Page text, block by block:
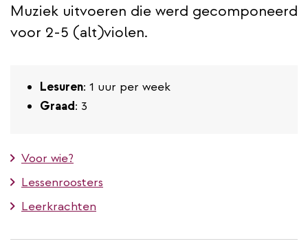
Muziek uitvoeren die werd gecomponeerd
voor 2-5 (alt)violen.
Lesuren: 1 uur per week
Graad: 3
Voor wie?
Lessenroosters
Leerkrachten